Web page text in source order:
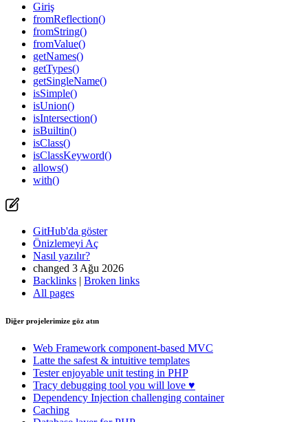
Giriş
fromReflection()
fromString()
fromValue()
getNames()
getTypes()
getSingleName()
isSimple()
isUnion()
isIntersection()
isBuiltin()
isClass()
isClassKeyword()
allows()
with()
GitHub'da göster
Önizlemeyi Aç
Nasıl yazılır?
changed 3 Ağu 2026
Backlinks | Broken links
All pages
Diğer projelerimize göz atın
Web Framework component-based MVC
Latte the safest & intuitive templates
Testerenjoyable unit testing in PHP
Tracy debugging tool you will love ♥
Dependency Injection challenging container
Caching